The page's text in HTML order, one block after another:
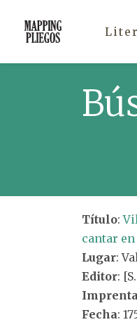
Título:
cantar
Lugar:
Editor:
Fecha: